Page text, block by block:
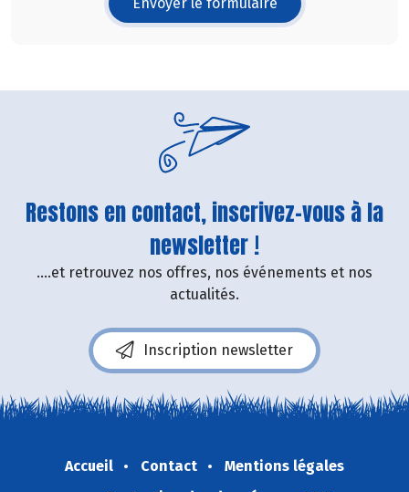
Envoyer le formulaire
Restons en contact, inscrivez-vous à la
newsletter !
....et retrouvez nos offres, nos événements et nos
actualités.
Inscription newsletter
Accueil Contact
Mentions légales